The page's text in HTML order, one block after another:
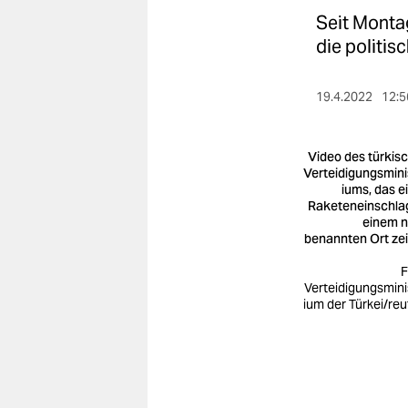
Seit
die
19.4.2022
Video des
iums, das
einem
benannten Ort
ium der Türkei/